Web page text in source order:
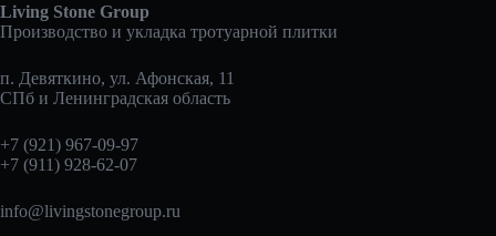
Living Stone Group
Производство и укладка тротуарной плитки
п. Девяткино, ул. Афонская, 11
СПб и Ленинградская область
+7 (921) 967-09-97
+7 (911) 928-62-07
info@livingstonegroup.ru